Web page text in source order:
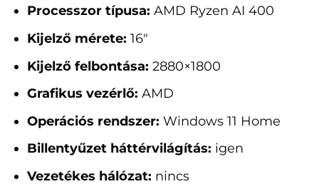
Processzor típusa: AMD Ryzen AI 400
Kijelző mérete: 16"
Kijelző felbontása: 2880×1800
Grafikus vezérlő: AMD
Operációs rendszer: Windows 11 Home
Billentyűzet háttérvilágítás: igen
Vezetékes hálózat: nincs